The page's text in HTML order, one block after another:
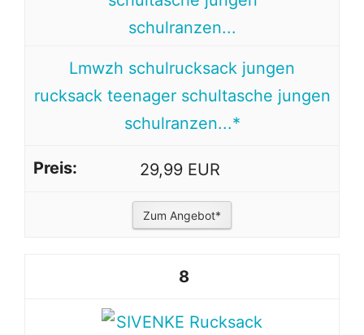
Lmwzh schulrucksack jungen
rucksack teenager schultasche jungen
schulranzen...*
29,99 EUR
Zum Angebot*
8